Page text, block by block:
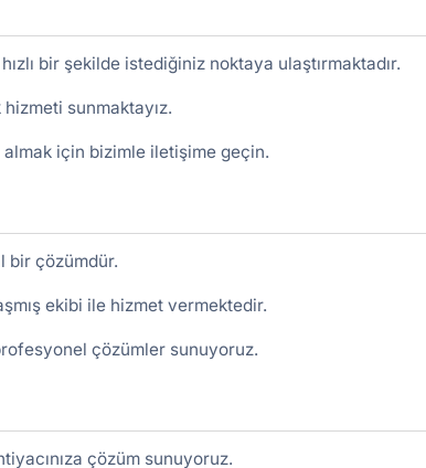
bir şekilde istediğiniz noktaya ulaştırmaktadır.
sunmaktayız.
için bizimle iletişime geçin.
bir çözümdür.
ekibi ile hizmet vermektedir.
çözümler sunuyoruz.
çözüm sunuyoruz.